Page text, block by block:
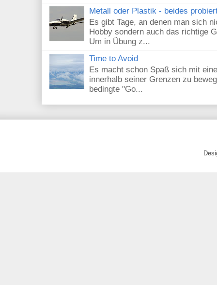
Metall oder Plastik - beides
Es gibt Tage, an denen man sich
Hobby sondern auch das richtige
Um in Übung z...
Time to Avoid
Es macht schon Spaß sich mit
innerhalb seiner Grenzen zu
bedingte "Go...